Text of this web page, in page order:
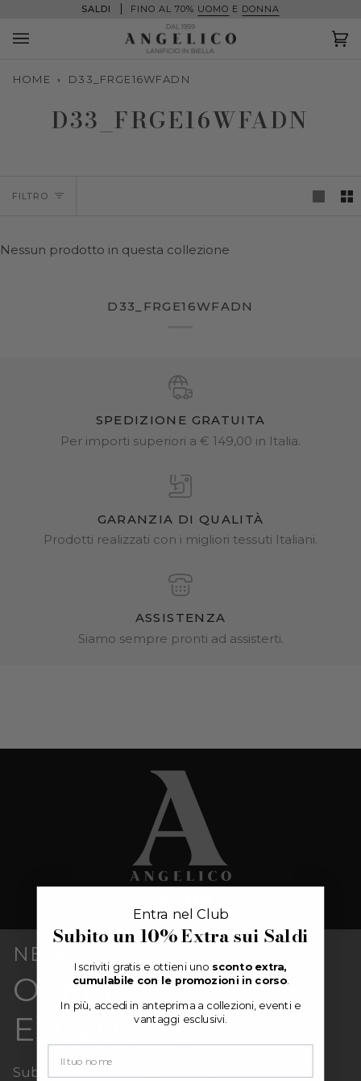
contenuto
SALDI FINO AL 70% UOMO E DONNA
HOME D33_FRGE16WFADN
D33_FRGE16WFADN
FILTRO
Nessun prodotto in questa collezione
D33_FRGE16WFADN
SPEDIZIONE GRATUITA
Per importi superiori a € 149,00 in Italia.
GARANZIA DI QUALITÀ
Prodotti realizzati con i migliori tessuti Italiani.
ASSISTENZA
Siamo sempre pronti ad assisterti.
NEWSLETTER
OFFERTE
ESCLUSIVE
Subito per te
Entra nel Club
Subito un10% Extrasui Saldi
Iscriviti gratis e ottieni uno sconto extra,
cumulabile con le promozioni in corso.
In più, accedi in anteprima a collezioni, eventi e
vantaggi esclusivi.